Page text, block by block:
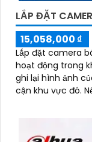
LẮP ĐẶT
15,058,000 ₫
Lắp đặt camera
hoạt động trong
ghi lại hình ảnh
cận